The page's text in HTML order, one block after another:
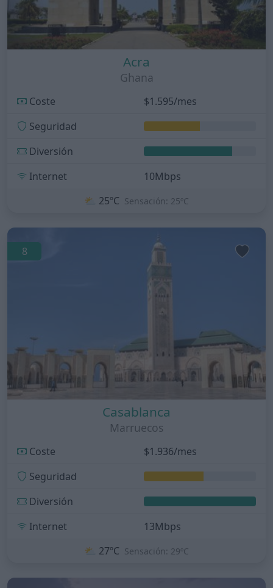
Acra
Ghana
Coste
$1.595/mes
Seguridad
Diversión
Internet
10Mbps
⛅ 25ºC Sensación: 25ºC
8
Casablanca
Marruecos
Coste
$1.936/mes
Seguridad
Diversión
Internet
13Mbps
⛅ 27ºC Sensación: 29ºC